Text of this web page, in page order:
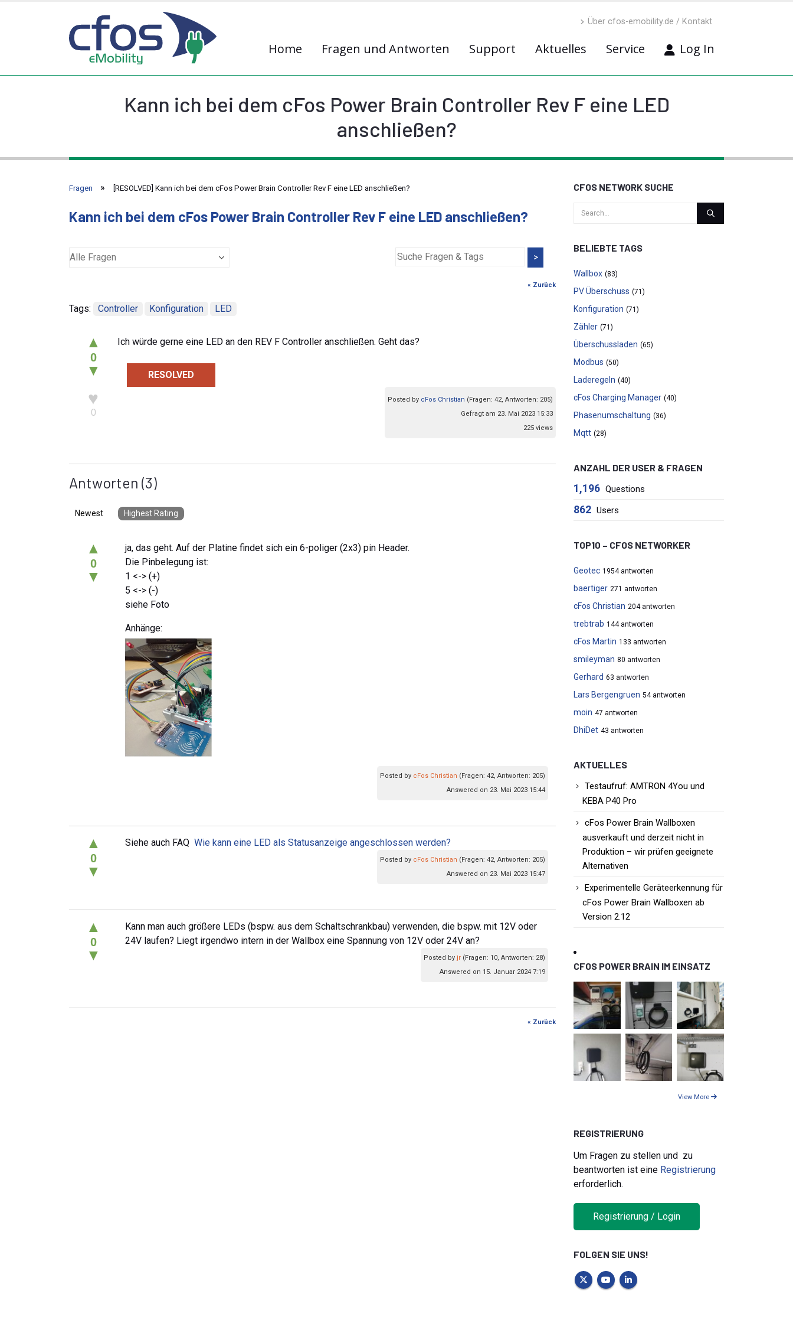
Über cfos-emobility.de / Kontakt
Home Fragen und Antworten Support Aktuelles Service Log In
Kann ich bei dem cFos Power Brain Controller Rev F eine LED
anschließen?
Fragen [RESOLVED] Kann ich bei dem cFos Power Brain Controller Rev F eine LED anschließen?
Kann ich bei dem cFos Power Brain Controller Rev F eine LED anschließen?
>
« Zurück
Tags: Controller Konfiguration LED
▲
0
▼
♥
0
Ich würde gerne eine LED an den REV F Controller anschließen. Geht das?
RESOLVED
Posted by cFos Christian (Fragen: 42, Antworten: 205)
Gefragt am 23. Mai 2023 15:33
225 views
Antworten (3)
Newest Highest Rating
▲
0
▼
ja, das geht. Auf der Platine findet sich ein 6-poliger (2x3) pin Header.
Die Pinbelegung ist:
1 <-> (+)
5 <-> (-)
siehe Foto
Anhänge:
Posted by cFos Christian (Fragen: 42, Antworten: 205)
Answered on 23. Mai 2023 15:44
▲
0
▼
Siehe auch FAQ Wie kann eine LED als Statusanzeige angeschlossen werden?
Posted by cFos Christian (Fragen: 42, Antworten: 205)
Answered on 23. Mai 2023 15:47
▲
0
▼
Kann man auch größere LEDs (bspw. aus dem Schaltschrankbau) verwenden, die bspw. mit 12V oder
24V laufen? Liegt irgendwo intern in der Wallbox eine Spannung von 12V oder 24V an?
Posted by jr (Fragen: 10, Antworten: 28)
Answered on 15. Januar 2024 7:19
« Zurück
CFOS NETWORK SUCHE
BELIEBTE TAGS
Wallbox (83)
PV Überschuss (71)
Konfiguration (71)
Zähler (71)
Überschussladen (65)
Modbus (50)
Laderegeln (40)
cFos Charging Manager (40)
Phasenumschaltung (36)
Mqtt (28)
ANZAHL DER USER & FRAGEN
1,196 Questions
862 Users
TOP10 – CFOS NETWORKER
Geotec 1954 antworten
baertiger 271 antworten
cFos Christian 204 antworten
trebtrab 144 antworten
cFos Martin 133 antworten
smileyman 80 antworten
Gerhard 63 antworten
Lars Bergengruen 54 antworten
moin 47 antworten
DhiDet 43 antworten
AKTUELLES
Testaufruf: AMTRON 4You und
KEBA P40 Pro
cFos Power Brain Wallboxen
ausverkauft und derzeit nicht in
Produktion – wir prüfen geeignete
Alternativen
Experimentelle Geräteerkennung für
cFos Power Brain Wallboxen ab
Version 2.12
CFOS POWER BRAIN IM EINSATZ
View More
REGISTRIERUNG
Um Fragen zu stellen und zu
beantworten ist eine Registrierung
erforderlich.
Registrierung / Login
FOLGEN SIE UNS!